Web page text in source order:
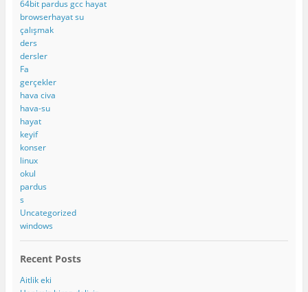
64bit pardus gcc hayat
browserhayat su
çalışmak
ders
dersler
Fa
gerçekler
hava civa
hava-su
hayat
keyif
konser
linux
okul
pardus
s
Uncategorized
windows
Recent Posts
Aitlik eki